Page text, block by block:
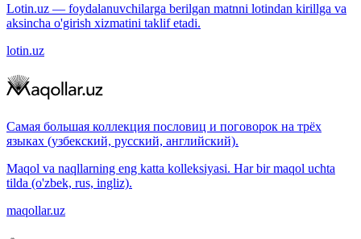
Lotin.uz — foydalanuvchilarga berilgan matnni lotindan kirillga va
aksincha o'girish xizmatini taklif etadi.
lotin.uz
Самая большая коллекция пословиц и поговорок на трёх
языках (узбекский, русский, английский).
Maqol va naqllarning eng katta kolleksiyasi. Har bir maqol uchta
tilda (o'zbek, rus, ingliz).
maqollar.uz